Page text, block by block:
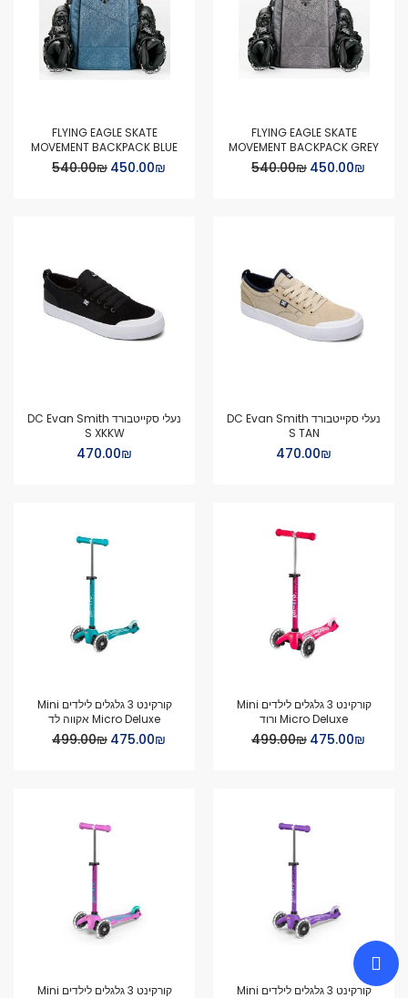
FLYING EAGLE SKATE
MOVEMENT BACKPACK GREY
Special
₪‏450.00
₪‏540.00
FLYING EAGLE SKATE
MOVEMENT BACKPACK BLUE
Special
₪‏450.00
₪‏540.00
נעלי סקייטבורד DC Evan Smith
S TAN
₪‏470.00
נעלי סקייטבורד DC Evan Smith
S XKKW
₪‏470.00
קורקינט 3 גלגלים לילדים Mini
Micro Deluxe ורוד
Special
₪‏475.00
₪‏499.00
קורקינט 3 גלגלים לילדים Mini
Micro Deluxe אקווה לד
Special
₪‏475.00
₪‏499.00
קורקינט 3 גלגלים לילדים Mini
קורקינט 3 גלגלים לילדים Mini